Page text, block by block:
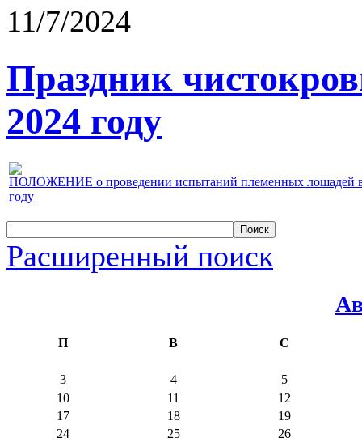
11/7/2024
Праздник
2024 году
ПОЛОЖЕНИЕ о проведении испытаний племенных лошадей
году
Расширенный поиск
П В С
3 4
5
10
11
12
17
18
19
24
25
26